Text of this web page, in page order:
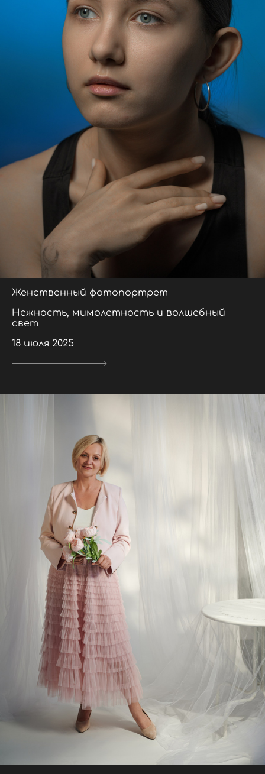
Женственный фотопортрет
Нежность, мимолетность и волшебный
свет
18 июля 2025